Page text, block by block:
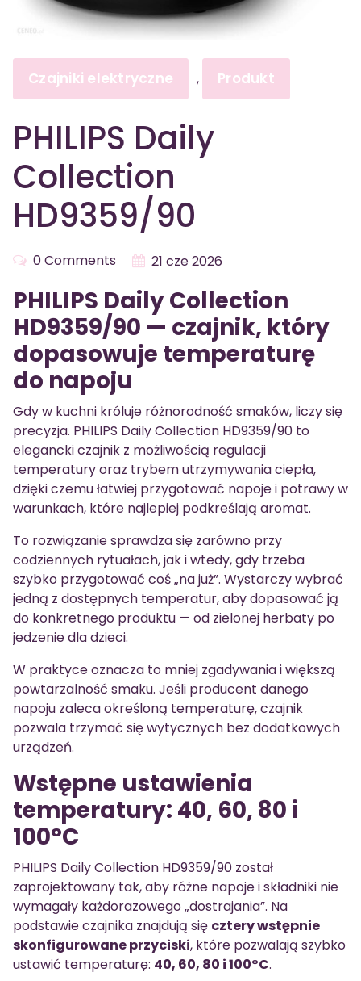
Czajniki elektryczne , Produkt
PHILIPS Daily
Collection
HD9359/90
0 Comments 21 cze 2026
PHILIPS Daily Collection
HD9359/90 — czajnik, który
dopasowuje temperaturę
do napoju
Gdy w kuchni króluje różnorodność smaków, liczy się
precyzja. PHILIPS Daily Collection HD9359/90 to
elegancki czajnik z możliwością regulacji
temperatury oraz trybem utrzymywania ciepła,
dzięki czemu łatwiej przygotować napoje i potrawy w
warunkach, które najlepiej podkreślają aromat.
To rozwiązanie sprawdza się zarówno przy
codziennych rytuałach, jak i wtedy, gdy trzeba
szybko przygotować coś „na już”. Wystarczy wybrać
jedną z dostępnych temperatur, aby dopasować ją
do konkretnego produktu — od zielonej herbaty po
jedzenie dla dzieci.
W praktyce oznacza to mniej zgadywania i większą
powtarzalność smaku. Jeśli producent danego
napoju zaleca określoną temperaturę, czajnik
pozwala trzymać się wytycznych bez dodatkowych
urządzeń.
Wstępne ustawienia
temperatury: 40, 60, 80 i
100°C
PHILIPS Daily Collection HD9359/90 został
zaprojektowany tak, aby różne napoje i składniki nie
wymagały każdorazowego „dostrajania”. Na
podstawie czajnika znajdują się cztery wstępnie
skonfigurowane przyciski, które pozwalają szybko
ustawić temperaturę: 40, 60, 80 i 100°C.